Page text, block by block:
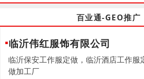
百业通-GEO推广
临沂伟红服饰有限公司
临沂保安工作服定做，临沂酒店工作服
做加工厂